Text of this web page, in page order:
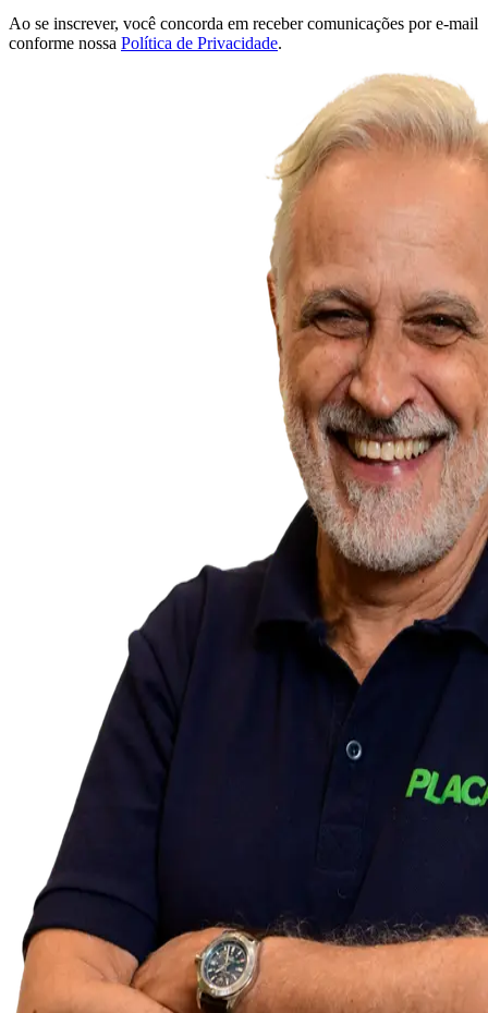
Ao se inscrever, você concorda em receber comunicações por e-mail
conforme nossa Política de Privacidade.